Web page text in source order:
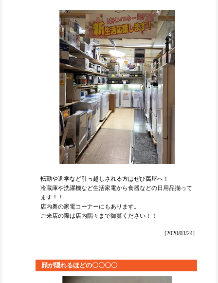
転勤や進学など引っ越しされる方はぜひ萬屋へ！
冷蔵庫や洗濯機など生活家電から食器などの日用品揃って
ます！！
店内奥の家電コーナーにもあります。
ご来店の際は店内隅々まで御覧ください！！
[2020/03/24]
顔が隠れるほどの〇〇〇〇